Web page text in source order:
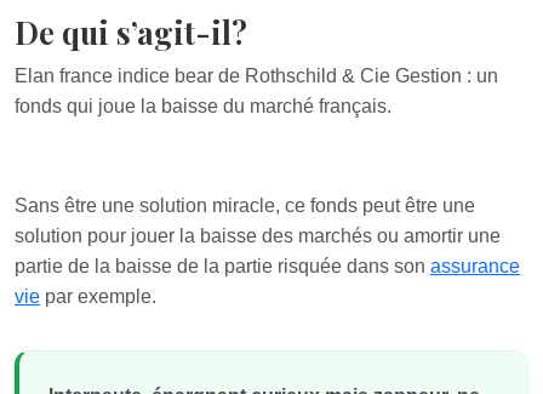
De qui s’agit-il?
Elan france indice bear de Rothschild & Cie Gestion : un
fonds qui joue la baisse du marché français.
Sans être une solution miracle, ce fonds peut être une
solution pour jouer la baisse des marchés ou amortir une
partie de la baisse de la partie risquée dans son assurance
vie par exemple.